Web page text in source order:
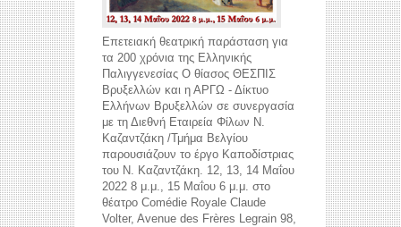
Επετειακή θεατρική παράσταση για
τα 200 χρόνια της Ελληνικής
Παλιγγενεσίας Ο θίασος ΘΕΣΠΙΣ
Βρυξελλών και η ΑΡΓΩ - Δίκτυο
Ελλήνων Βρυξελλών σε συνεργασία
με τη Διεθνή Εταιρεία Φίλων Ν.
Καζαντζάκη /Τμήμα Βελγίου
παρουσιάζουν το έργο Καποδίστριας
του Ν. Καζαντζάκη. 12, 13, 14 Μαΐου
2022 8 μ.μ., 15 Μαΐου 6 μ.μ. στο
θέατρο Comédie Royale Claude
Volter, Avenue des Frères Legrain 98,